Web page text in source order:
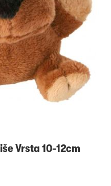
Vrsta 10-12cm